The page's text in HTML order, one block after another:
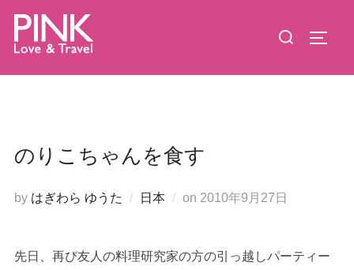
ン
検
対
のりこちゃんを食す
by はぎわら ゆうた 日本 on 投
2010年9月27日
先日、再び友人の料理研究家の方の引っ越しパーティー